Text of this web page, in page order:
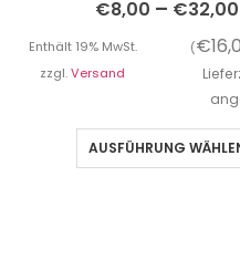
€8,00 – €32,00
Enthält 19% MwSt. (€
zzgl.Versand
AUSFÜHRUNG